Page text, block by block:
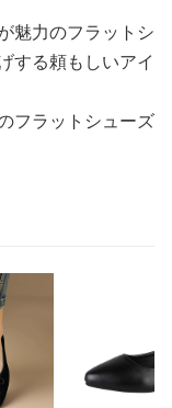
魅力のフラットシ
する頼もしいアイ
フラットシューズ